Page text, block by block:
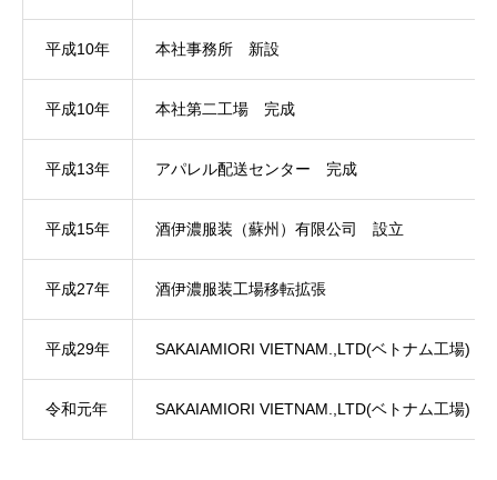
平成10年 本社事務所 新設
平成10年 本社第二工場 完成
平成13年 アパレル配送センター 完成
平成15年 酒伊濃服装（蘇州）有限公司 設立
平成27年 酒伊濃服装工場移転拡張
平成29年 SAKAIAMIORI VIETNAM.,LTD(ベトナム工場)
令和元年 SAKAIAMIORI VIETNAM.,LTD(ベトナム工場)